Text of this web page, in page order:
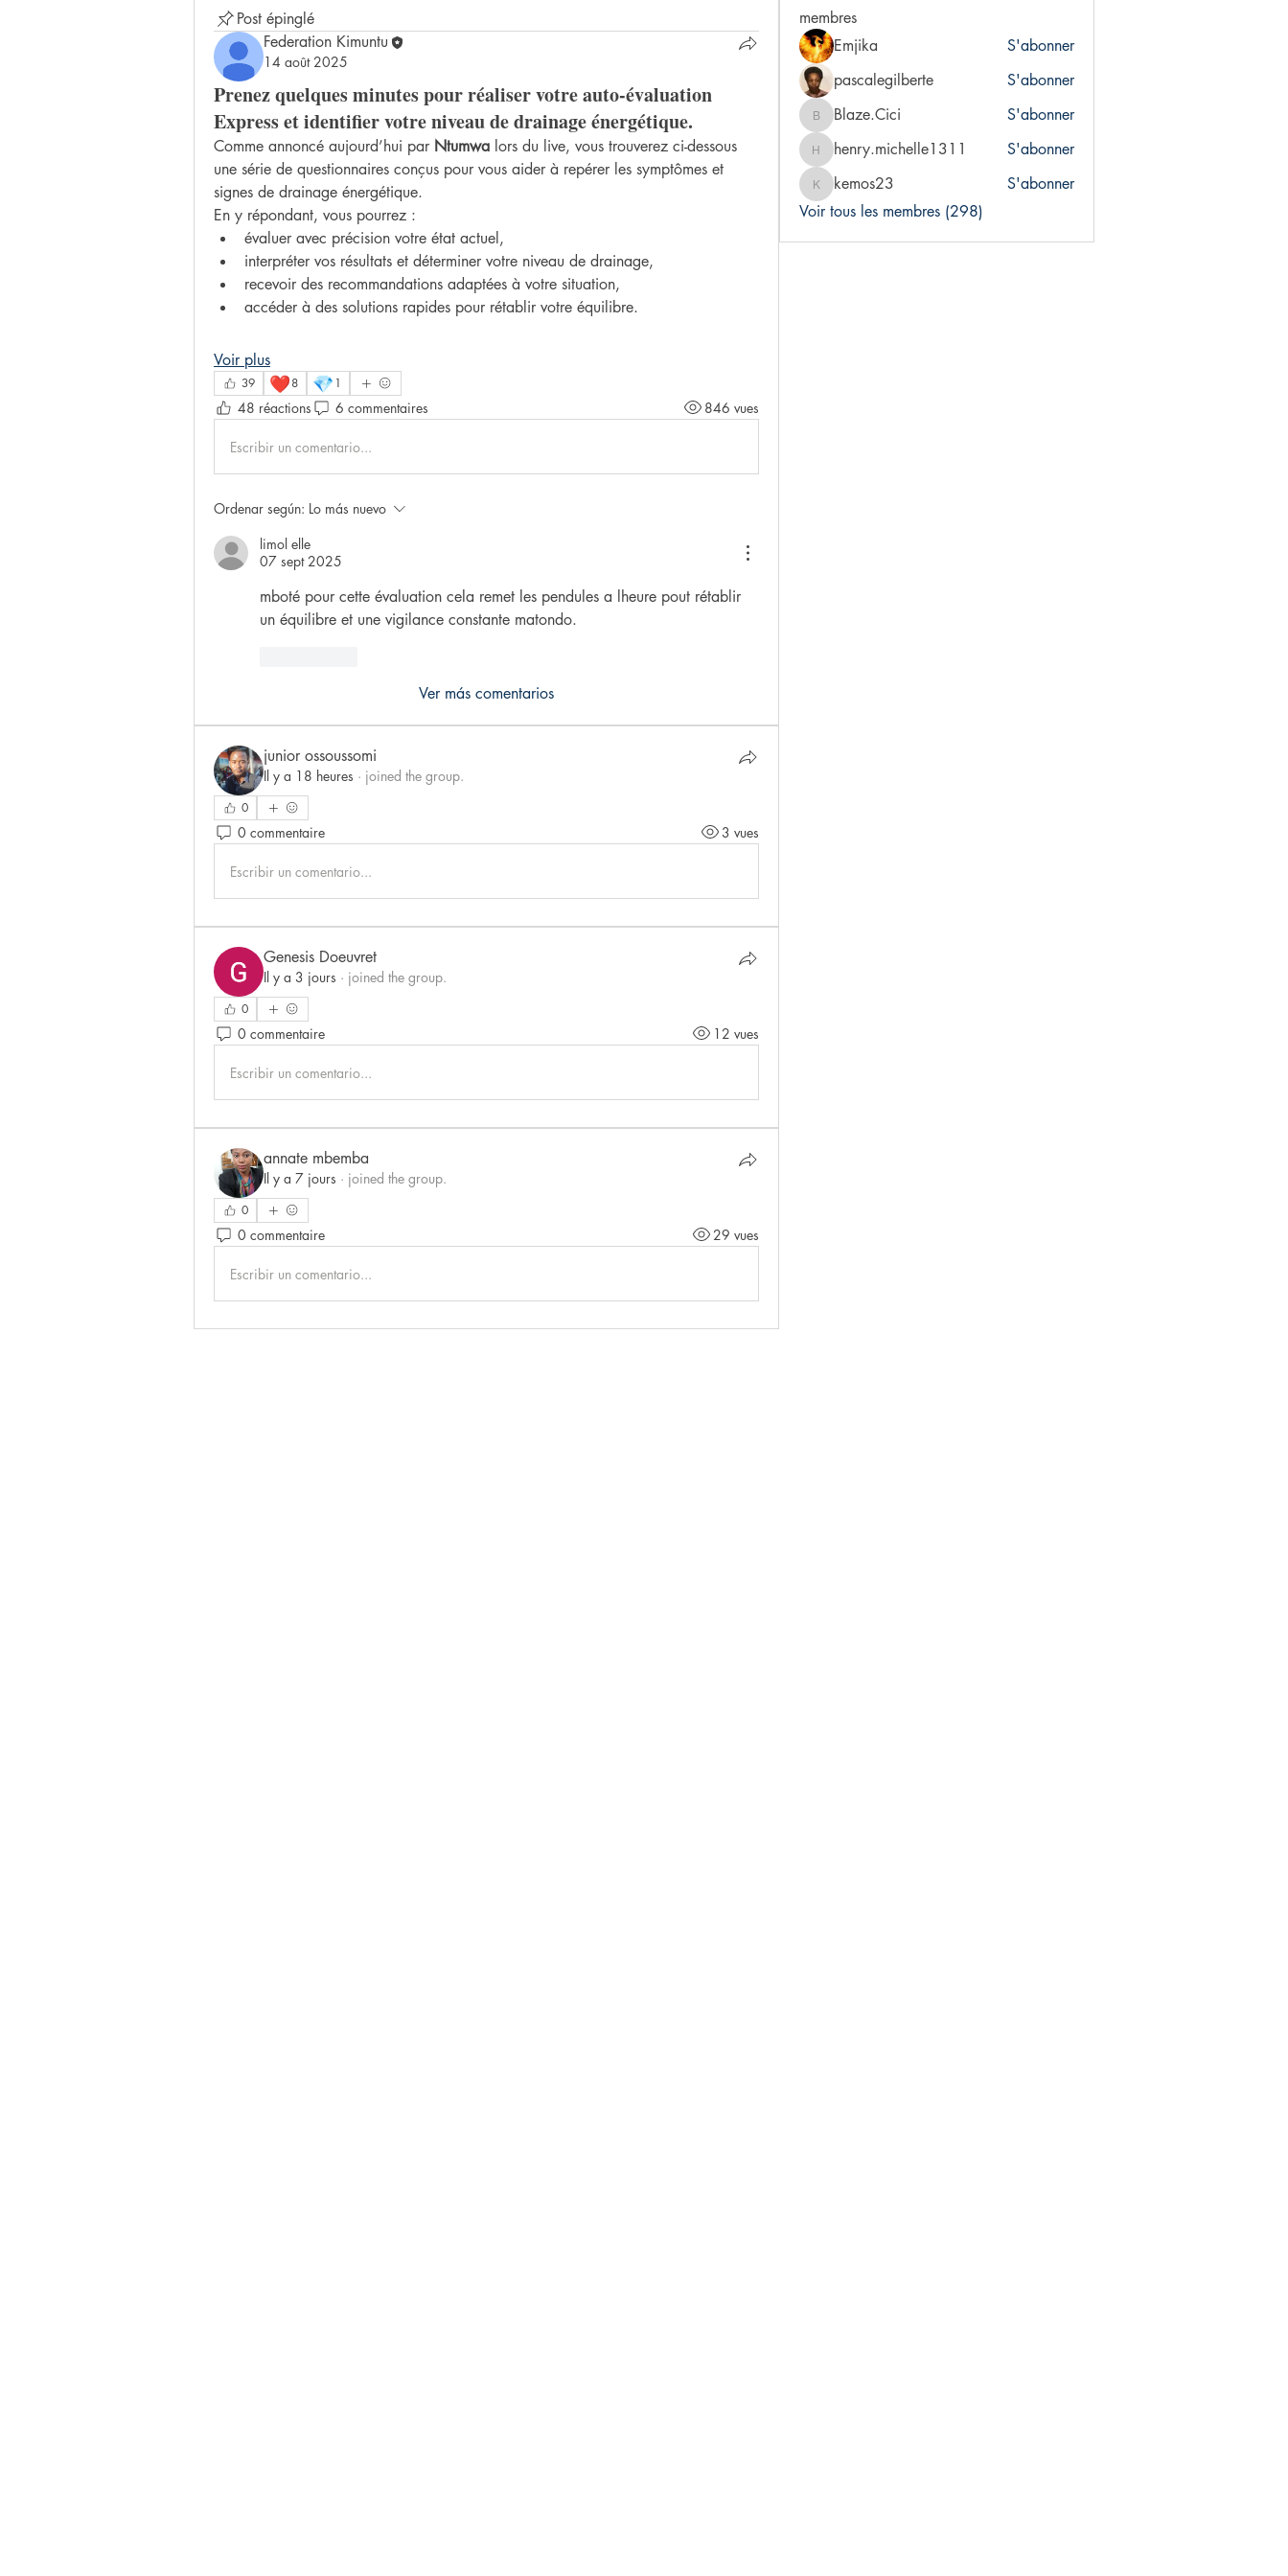
Post épinglé
Federation Kimuntu
14 août 2025
Prenez quelques minutes pour réaliser votre auto-évaluation
Express et identifier votre niveau de drainage énergétique.
Comme annoncé aujourd’hui par Ntumwa lors du live, vous trouverez ci-dessous
une série de questionnaires conçus pour vous aider à repérer les symptômes et
signes de drainage énergétique.
En y répondant, vous pourrez :
évaluer avec précision votre état actuel,
interpréter vos résultats et déterminer votre niveau de drainage,
recevoir des recommandations adaptées à votre situation,
accéder à des solutions rapides pour rétablir votre équilibre.
Voir plus
39 ❤️8 💎 1
48 réactions 6 commentaires 846 vues
Escribir un comentario...
Ordenar según: Lo más nuevo
limol elle
07 sept 2025
mboté pour cette évaluation cela remet les pendules a lheure pout rétablir
un équilibre et une vigilance constante matondo.
Ver más comentarios
junior ossoussomi
Il y a 18 heures · joined the group.
0
0 commentaire 3 vues
Escribir un comentario...
Genesis Doeuvret
Il y a 3 jours · joined the group.
0
0 commentaire 12 vues
Escribir un comentario...
annate mbemba
Il y a 7 jours · joined the group.
0
0 commentaire 29 vues
Escribir un comentario...
membres
Emjika
S'abonner
pascalegilberte
S'abonner
Blaze.Cici
Blaze.Cici S'abonner
henry.michelle1311
henry.michelle1311 S'abonner
kemos23
kemos23
S'abonner
Voir tous les membres (298)